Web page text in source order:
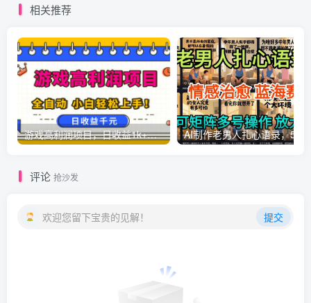
视频相关推荐
游戏高利润项目，日收益1k+，全自动，无需值守，解放双手，小白轻松上手【揭秘】
评论 抢沙发
欢迎您留下宝贵的见解！ 提交